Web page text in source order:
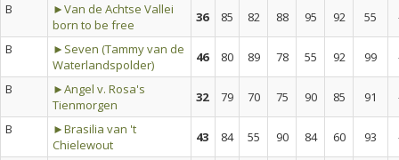
B
►Van de Achtse Vallei
born to be free
36 85 82 88 95 92 55
B
►Seven (Tammy van de
Waterlandspolder)
46 80 89 78 55 92 99
B
►Angel v. Rosa's
Tienmorgen
32 79 70 75 90 85 91
B
►Brasilia van 't
Chielewout
43 84 55 90 84 60 93